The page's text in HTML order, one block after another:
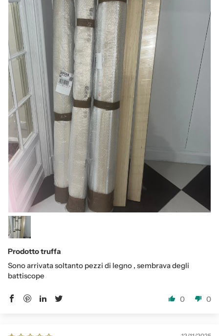
Prodotto truffa
Sono arrivata soltanto pezzi di legno , sembrava degli
battiscope
0 0